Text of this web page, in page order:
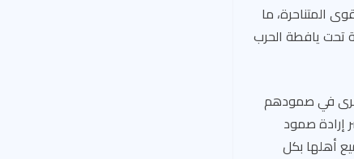
المتناحرة، ما
تحت يافطة الحرب
ونرى في صمودهم
إرادة صمود
أهلها بكل